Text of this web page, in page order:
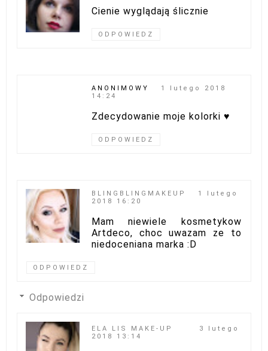
Cienie wyglądają ślicznie
ODPOWIEDZ
ANONIMOWY
1 lutego 2018
14:24
Zdecydowanie moje kolorki ♥
ODPOWIEDZ
BLINGBLINGMAKEUP
1 lutego
2018 16:20
Mam niewiele kosmetykow
Artdeco, choc uwazam ze to
niedoceniana marka :D
ODPOWIEDZ
Odpowiedzi
ELA LIS MAKE-UP
3 lutego
2018 13:14